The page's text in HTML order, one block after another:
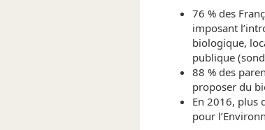
76 % des
imposant
biologique,
publique
88 % des
proposer du
En 2016, plus
pour